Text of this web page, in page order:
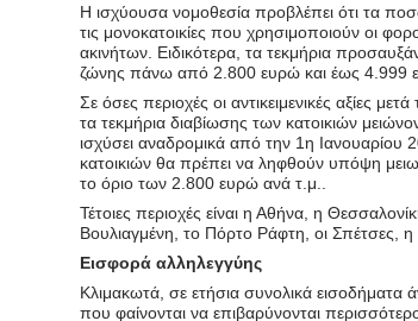
Η ισχύουσα νομοθεσία προβλέπει ότι τα
τις μονοκατοικίες που χρησιμοποιούν οι
ακινήτων. Ειδικότερα, τα τεκμήρια
ζώνης πάνω από 2.800 ευρώ και έως 4.999
Σε όσες περιοχές οι αντικειμενικές αξίες
τα τεκμήρια διαβίωσης των κατοικιών
ισχύσει αναδρομικά από την 1η
κατοικιών θα πρέπει να ληφθούν υπόψη
το όριο των 2.800 ευρώ ανά τ.μ..
Τέτοιες περιοχές είναι η Αθήνα, η
Βουλιαγμένη, το Πόρτο Ράφτη, οι Σπέτσες, η
Εισφορά αλληλεγγύης
Κλιμακωτά, σε ετήσια συνολικά εισοδήματα
που φαίνονται να επιβαρύνονται